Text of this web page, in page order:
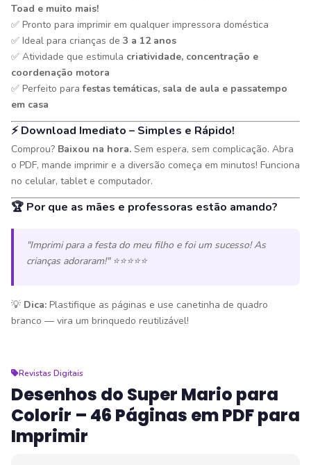
Toad e muito mais!
✅ Pronto para imprimir em qualquer impressora doméstica
✅ Ideal para crianças de 3 a 12 anos
✅ Atividade que estimula criatividade, concentração e
coordenação motora
✅ Perfeito parafestas temáticas, sala de aula e passatempo
em casa
⚡ Download Imediato – Simples e Rápido!
Comprou? Baixou na hora. Sem espera, sem complicação. Abra
o PDF, mande imprimir e a diversão começa em minutos! Funciona
no celular, tablet e computador.
🏆 Por que as mães e professoras estão amando?
"Imprimi para a festa do meu filho e foi um sucesso! As
crianças adoraram!" ⭐⭐⭐⭐⭐
💡 Dica: Plastifique as páginas e use canetinha de quadro
branco — vira um brinquedo reutilizável!
Revistas Digitais
Desenhos do Super Mario para
Colorir – 46 Páginas em PDF para
Imprimir